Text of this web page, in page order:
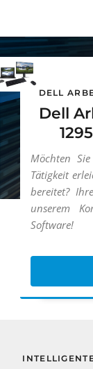
springen
DELL
Dell
Möchten
Tätigkeit
bereitet?
unserem
Software!